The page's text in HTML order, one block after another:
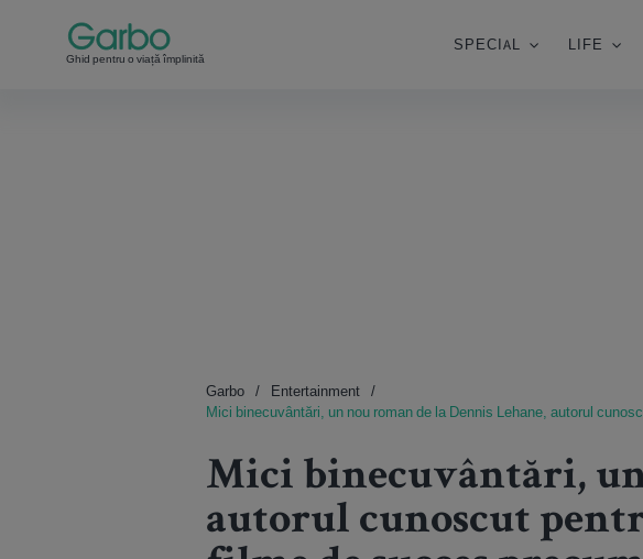
Ghid pentru o viață împlinită
SPECIAL LIFE
Garbo
Entertainment
Mici binecuvântări, un nou roman de la Dennis Lehane, autorul
Mici binecuvântări, un
autorul cunoscut